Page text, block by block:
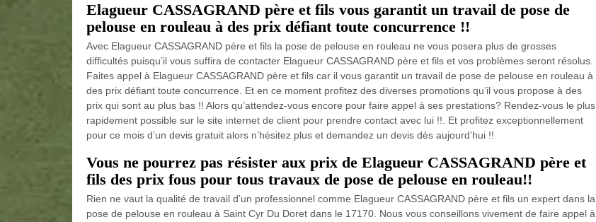
Elagueur CASSAGRAND père et fils vous garantit un travail de pose de
pelouse en rouleau à des prix défiant toute concurrence !!
Avec Elagueur CASSAGRAND père et fils la pose de pelouse en rouleau ne vous posera plus de grosses
difficultés puisqu’il vous suffira de contacter Elagueur CASSAGRAND père et fils et vos problèmes seront résolus.
Faites appel à Elagueur CASSAGRAND père et fils car il vous garantit un travail de pose de pelouse en rouleau à
des prix défiant toute concurrence. Et en ce moment profitez des diverses promotions qu’il vous propose à des
prix qui sont au plus bas !! Alors qu’attendez-vous encore pour faire appel à ses prestations? Rendez-vous le plus
rapidement possible sur le site internet de client pour prendre contact avec lui !!. Et profitez exceptionnellement
pour ce mois d’un devis gratuit alors n’hésitez plus et demandez un devis dès aujourd’hui !!
Vous ne pourrez pas résister aux prix de Elagueur CASSAGRAND père et
fils des prix fous pour tous travaux de pose de pelouse en rouleau!!
Rien ne vaut la qualité de travail d’un professionnel comme Elagueur CASSAGRAND père et fils un expert dans la
pose de pelouse en rouleau à Saint Cyr Du Doret dans le 17170. Nous vous conseillons vivement de faire appel à